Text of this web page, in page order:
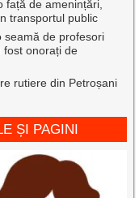
față de amenințări,
transportul public
seamă de profesori
fost onorați de
rutiere din Petroșani
ȘI PAGINI